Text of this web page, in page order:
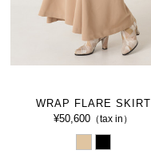
WRAP FLARE SKIRT
¥50,600 （tax in）